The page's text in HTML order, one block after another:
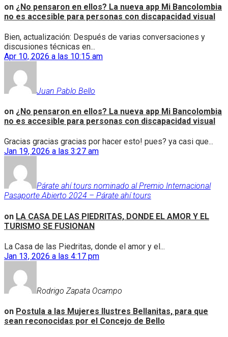
on ¿No pensaron en ellos? La nueva app Mi Bancolombia
no es accesible para personas con discapacidad visual
Bien, actualización: Después de varias conversaciones y
discusiones técnicas en...
Apr 10, 2026 a las 10:15 am
Juan Pablo Bello
on ¿No pensaron en ellos? La nueva app Mi Bancolombia
no es accesible para personas con discapacidad visual
Gracias gracias gracias por hacer esto! pues? ya casi que...
Jan 19, 2026 a las 3:27 am
Párate ahí tours nominado al Premio Internacional
Pasaporte Abierto 2024 – Párate ahí tours
on LA CASA DE LAS PIEDRITAS, DONDE EL AMOR Y EL
TURISMO SE FUSIONAN
La Casa de las Piedritas, donde el amor y el...
Jan 13, 2026 a las 4:17 pm
Rodrigo Zapata Ocampo
on Postula a las Mujeres Ilustres Bellanitas, para que
sean reconocidas por el Concejo de Bello